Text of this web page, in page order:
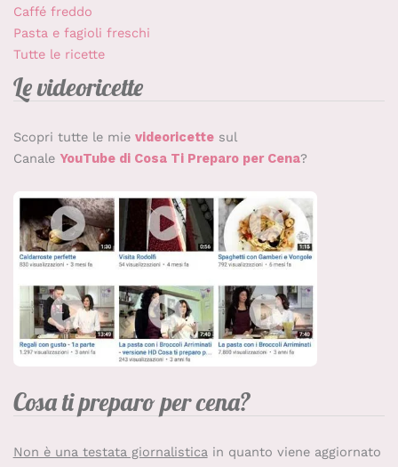
Caffé freddo
Pasta e fagioli freschi
Tutte le ricette
Le videoricette
Scopri tutte le mie videoricettesul
Canale YouTube di Cosa Ti Preparo per Cena?
Cosa ti preparo per cena?
Non è una testata giornalisticain quanto viene aggiornato